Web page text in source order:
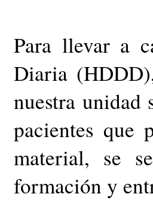
Para llevar a
Diaria
nuestra unidad
pacientes que
material, se
formación y